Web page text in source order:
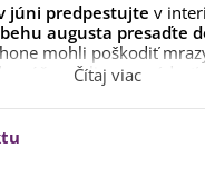
júni predpestujte v
augusta presaďte
mohli poškodiť
rastliny presádzať
Pokiaľ chcete, aby
tiež v marci.
Čítaj viac